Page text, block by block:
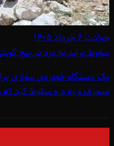
حوادث۶ خرداد ۱۴۰۵
سقوط پراید به دره در پیچ
یک دستگاه خودروی سواری
منحرف و به دره سقوط کرد